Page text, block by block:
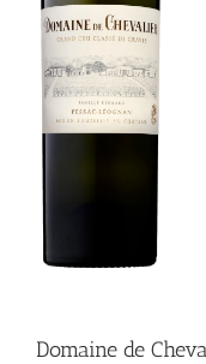
Domaine de